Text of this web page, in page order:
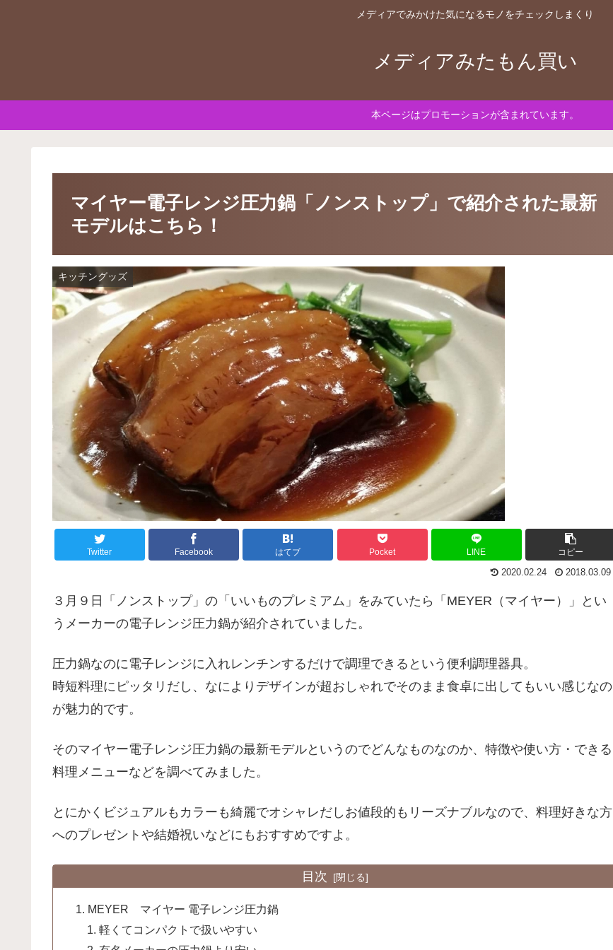
メディアでみかけた気になるモノをチェックしまくり
メディアみたもん買い
本ページはプロモーションが含まれています。
マイヤー電子レンジ圧力鍋「ノンストップ」で紹介された最新
モデルはこちら！
キッチングッズ
Twitter Facebook はてブ Pocket LINE コピー
2020.02.24 2018.03.09
３月９日「ノンストップ」の「いいものプレミアム」をみていたら「MEYER（マイヤー）」とい
うメーカーの電子レンジ圧力鍋が紹介されていました。
圧力鍋なのに電子レンジに入れレンチンするだけで調理できるという便利調理器具。
時短料理にピッタリだし、なによりデザインが超おしゃれでそのまま食卓に出してもいい感じなの
が魅力的です。
そのマイヤー電子レンジ圧力鍋の最新モデルというのでどんなものなのか、特徴や使い方・できる
料理メニューなどを調べてみました。
とにかくビジュアルもカラーも綺麗でオシャレだしお値段的もリーズナブルなので、料理好きな方
へのプレゼントや結婚祝いなどにもおすすめですよ。
目次
MEYER マイヤー 電子レンジ圧力鍋
軽くてコンパクトで扱いやすい